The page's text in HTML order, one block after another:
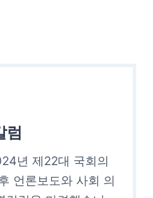
럼
년 제22대 국회의
언론보도와 사회 의